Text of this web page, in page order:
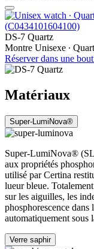
DS-7 Quartz
Montre Unisexe ∙
Réserver dans une
Matériaux
Super-LumiNova®
Super-LumiNova®
aux propriétés
utilisé par Certina
lueur bleue.
sur les aiguilles, les
phosphorescence dans
automatiquement sous
Verre saphir